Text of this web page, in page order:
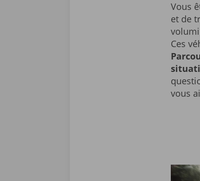
Vous
et de
Ces
vous